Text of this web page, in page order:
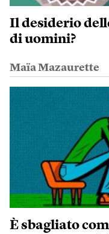
Il desiderio
di uomini?
Maïa Mazaurette
È sbagliato